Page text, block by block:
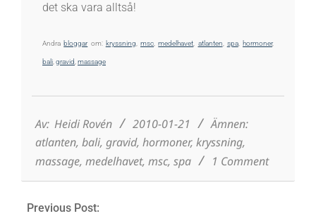
det ska vara alltså!
Andrabloggarom: kryssning, msc,medelhavet, atlanten, spa, hormoner,
bali,gravid,massage
21
Av: Heidi Rovén 2010-01-21
Ämnen:
atlanten, bali, gravid, hormoner, kryssning,
massage, medelhavet, msc, spa 1 Comment
Previous Post: